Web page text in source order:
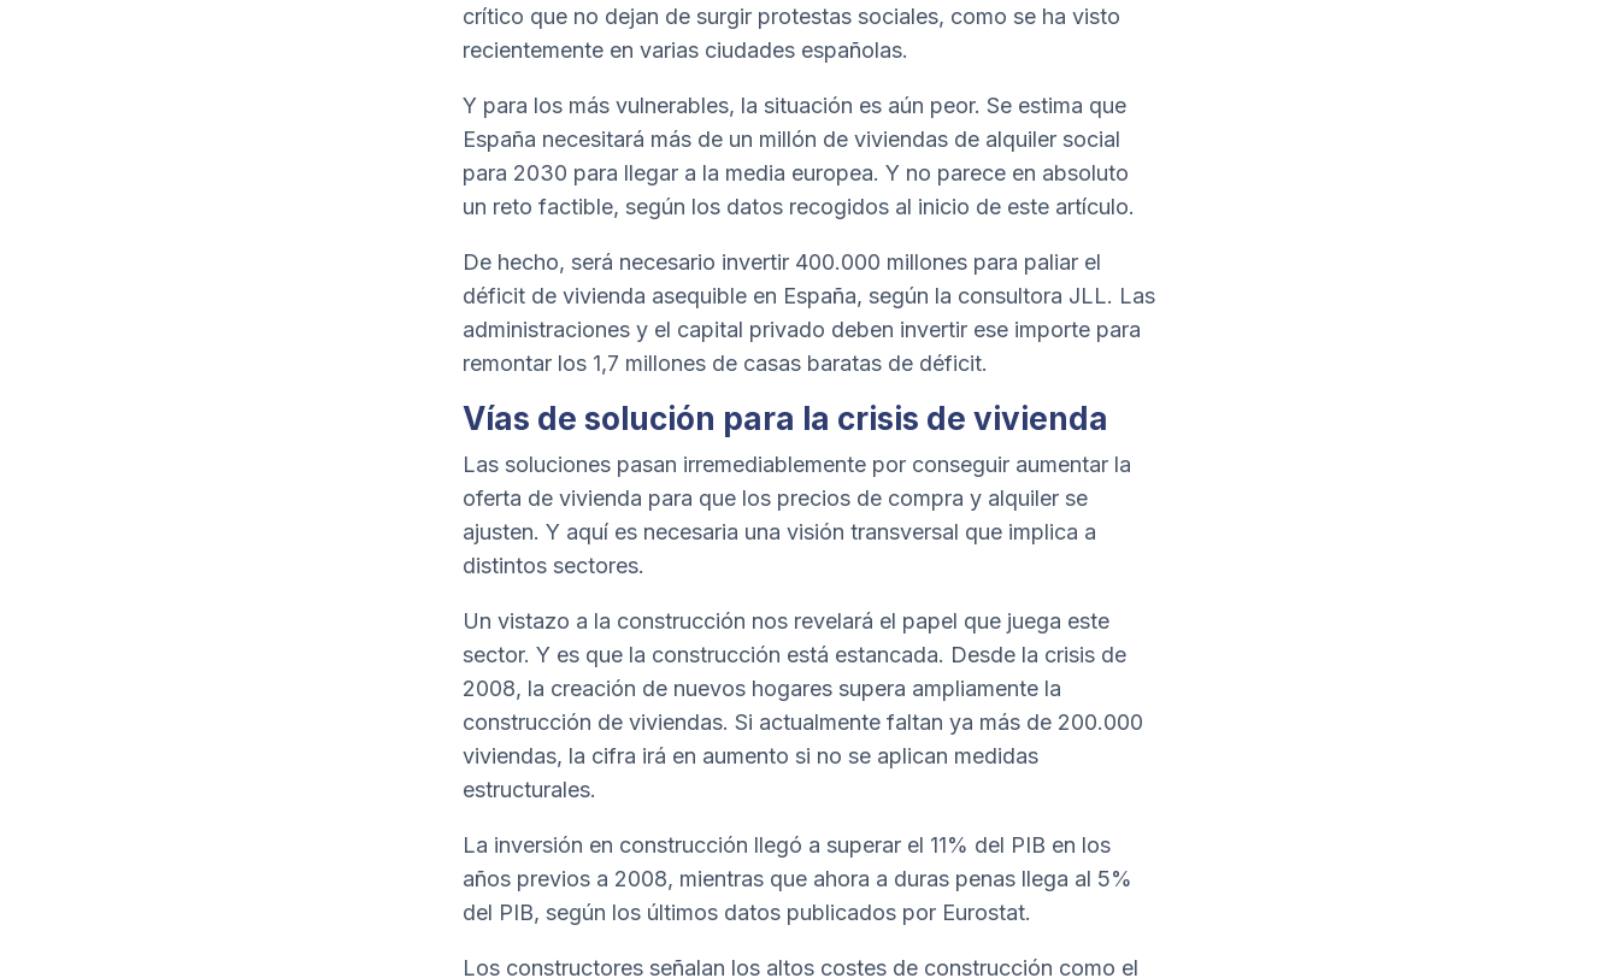
crítico que no dejan de surgir protestas sociales, como se ha visto
recientemente en varias ciudades españolas.
Y para los más vulnerables, la situación es aún peor. Se estima que
España necesitará más de un millón de viviendas de alquiler social
para 2030 para llegar a la media europea. Y no parece en absoluto
un reto factible, según los datos recogidos al inicio de este artículo.
De hecho, será necesario invertir 400.000 millones para paliar el
déficit de vivienda asequible en España, según la consultora JLL. Las
administraciones y el capital privado deben invertir ese importe para
remontar los 1,7 millones de casas baratas de déficit.
Vías de solución para la crisis de vivienda
Las soluciones pasan irremediablemente por conseguir aumentar la
oferta de vivienda para que los precios de compra y alquiler se
ajusten. Y aquí es necesaria una visión transversal que implica a
distintos sectores.
Un vistazo a la construcción nos revelará el papel que juega este
sector. Y es que la construcción está estancada. Desde la crisis de
2008, la creación de nuevos hogares supera ampliamente la
construcción de viviendas. Si actualmente faltan ya más de 200.000
viviendas, la cifra irá en aumento si no se aplican medidas
estructurales.
La inversión en construcción llegó a superar el 11% del PIB en los
años previos a 2008, mientras que ahora a duras penas llega al 5%
del PIB, según los últimos datos publicados por Eurostat.
Los constructores señalan los altos costes de construcción como el